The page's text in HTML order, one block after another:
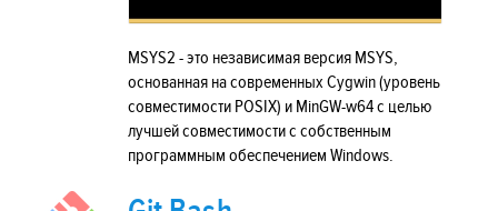
MSYS2 - это независимая версия MSYS,
основанная на современных Cygwin (уровень
совместимости POSIX) и MinGW-w64 с целью
лучшей совместимости с собственным
программным обеспечением Windows.